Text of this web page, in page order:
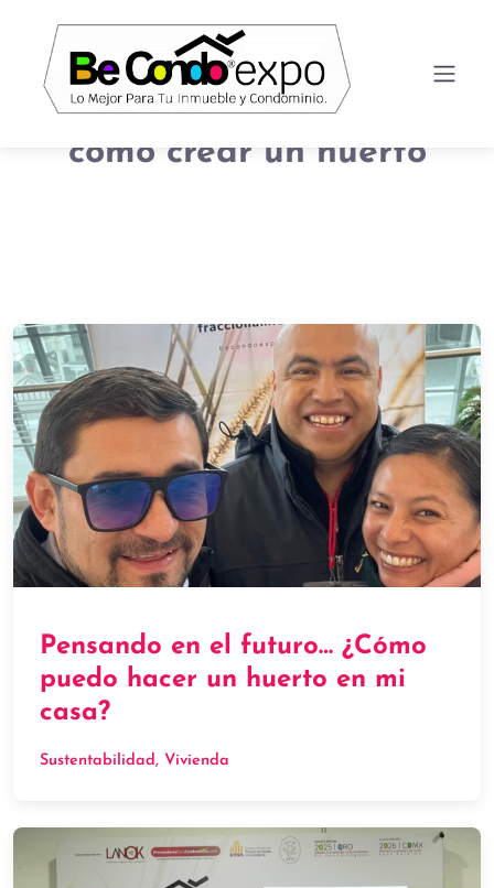
como crear un huerto
Pensando en el futuro… ¿Cómo
puedo hacer un huerto en mi
casa?
Sustentabilidad , Vivienda